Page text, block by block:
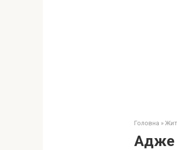
Головна »
Адже